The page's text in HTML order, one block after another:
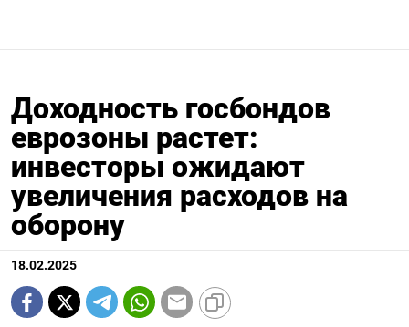
Доходность госбондов
еврозоны растет:
инвесторы ожидают
увеличения расходов на
оборону
18.02.2025